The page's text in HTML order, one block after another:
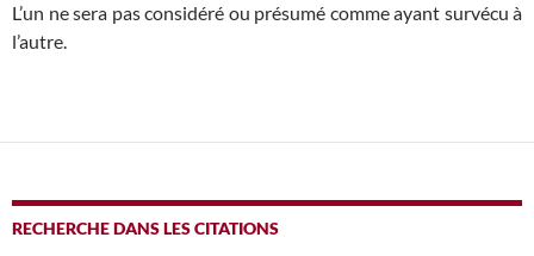
L’un ne sera pas considéré ou présumé comme ayant survécu à
l’autre.
RECHERCHE DANS LES CITATIONS